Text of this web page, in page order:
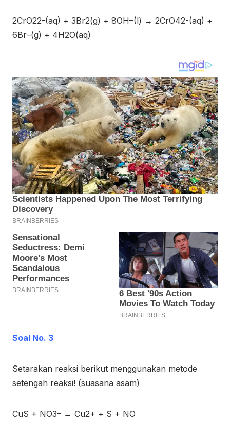
2CrO22-(aq) + 3Br2(g) + 8OH–(l) → 2CrO42-(aq) +
6Br–(g) + 4H2O(aq)
Soal No. 3
Setarakan reaksi berikut menggunakan metode
setengah reaksi! (suasana asam)
CuS + NO3– → Cu2+ + S + NO